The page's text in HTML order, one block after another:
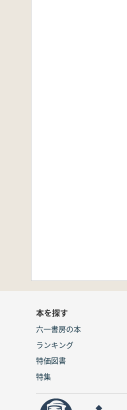
本を探す
六一書房の本
ランキング
特価図書
特集